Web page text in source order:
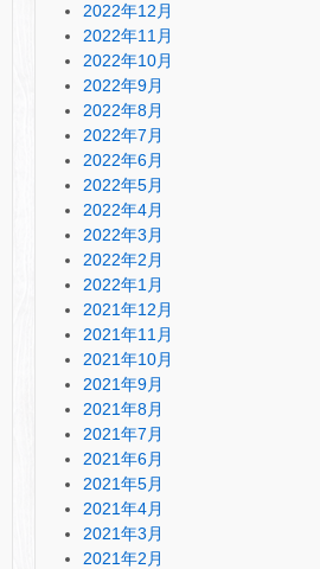
2022年12月
2022年11月
2022年10月
2022年9月
2022年8月
2022年7月
2022年6月
2022年5月
2022年4月
2022年3月
2022年2月
2022年1月
2021年12月
2021年11月
2021年10月
2021年9月
2021年8月
2021年7月
2021年6月
2021年5月
2021年4月
2021年3月
2021年2月